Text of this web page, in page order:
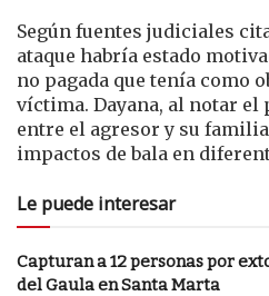
Según fuentes judiciales
ataque habría estado
no pagada que tenía como
víctima. Dayana, al notar
entre el agresor y su
impactos de bala en
Le puede interesar
Capturan a 12 personas por
del Gaula en Santa Marta